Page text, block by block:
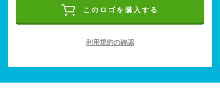
このロゴを購入する
利用規約の確認